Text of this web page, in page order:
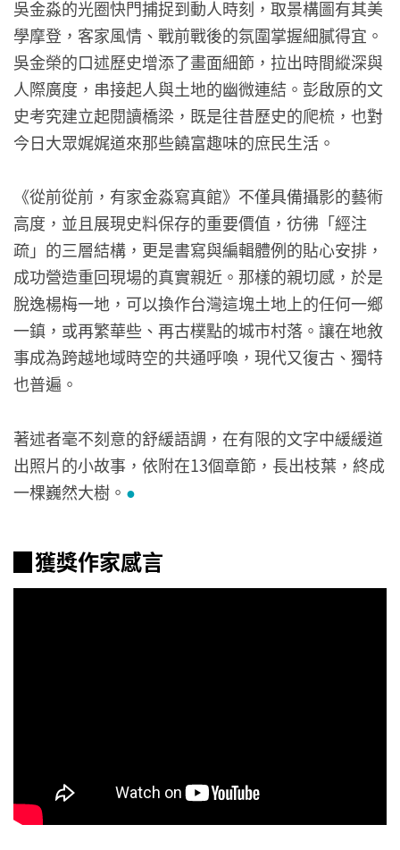
吳金淼的光圈快門捕捉到動人時刻，取景構圖有其美
學摩登，客家風情、戰前戰後的氛圍掌握細膩得宜。
吳金榮的口述歷史增添了畫面細節，拉出時間縱深與
人際廣度，串接起人與土地的幽微連結。彭啟原的文
史考究建立起閱讀橋梁，既是往昔歷史的爬梳，也對
今日大眾娓娓道來那些饒富趣味的庶民生活。
《從前從前，有家金淼寫真館》不僅具備攝影的藝術
高度，並且展現史料保存的重要價值，彷彿「經注
疏」的三層結構，更是書寫與編輯體例的貼心安排，
成功營造重回現場的真實親近。那樣的親切感，於是
脫逸楊梅一地，可以換作台灣這塊土地上的任何一鄉
一鎮，或再繁華些、再古樸點的城市村落。讓在地敘
事成為跨越地域時空的共通呼喚，現代又復古、獨特
也普遍。
著述者毫不刻意的舒緩語調，在有限的文字中緩緩道
出照片的小故事，依附在13個章節，長出枝葉，終成
一棵巍然大樹。 ●
▉獲獎作家感言